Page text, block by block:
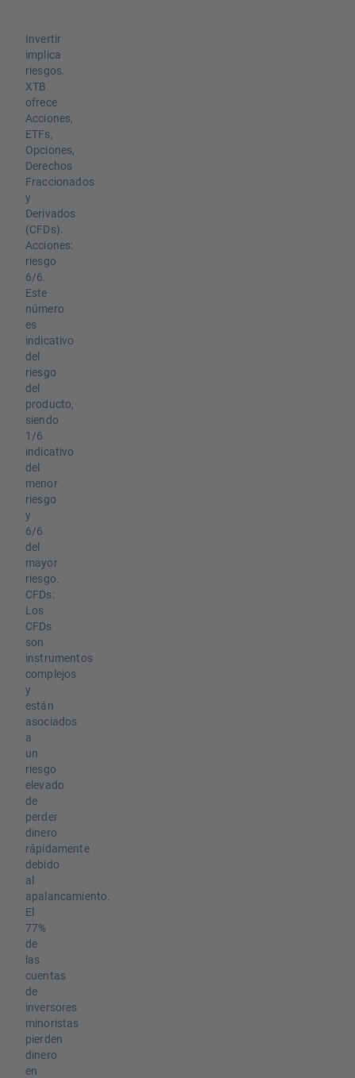
Invertir
implica
riesgos.
XTB
ofrece
Acciones,
ETFs,
Opciones,
Derechos
Fraccionados
y
Derivados
(CFDs).
Acciones:
riesgo
6/6.
Este
número
es
indicativo
del
riesgo
del
producto,
siendo
1/6
indicativo
del
menor
riesgo
y
6/6
del
mayor
riesgo.
CFDs:
Los
CFDs
son
instrumentos
complejos
y
están
asociados
a
un
riesgo
elevado
de
perder
dinero
rápidamente
debido
al
apalancamiento.
El
77%
de
las
cuentas
de
inversores
minoristas
pierden
dinero
en